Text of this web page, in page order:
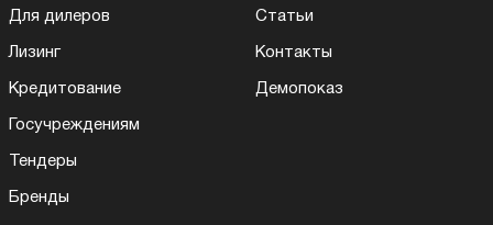
Для дилеров
Лизинг
Кредитование
Госучреждениям
Тендеры
Бренды
Статьи
Контакты
Демопоказ